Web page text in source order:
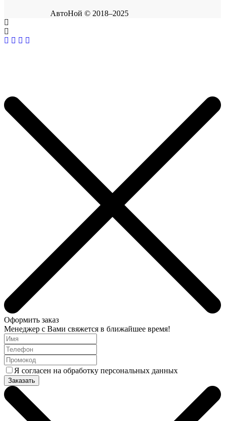
АвтоНой © 2018–2025
Оформить заказ
Менеджер с Вами свяжется в ближайшее время!
Я согласен на обработку персональных данных
Заказать